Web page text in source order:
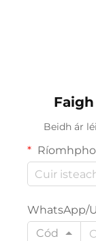
Beidh ár
WhatsApp/
Cód